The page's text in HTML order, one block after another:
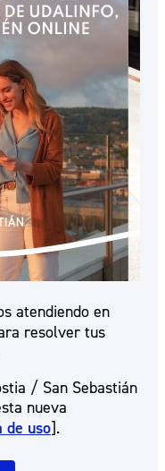
atendiendo en
resolver tus
/ San Sebastián
nueva
de uso].